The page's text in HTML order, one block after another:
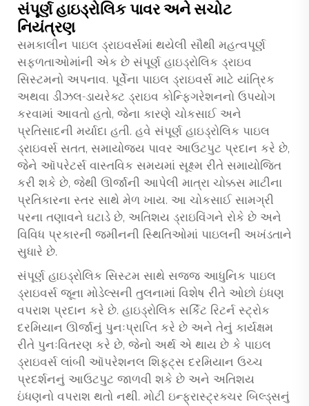
સંપૂર્ણ હાઇડ્રોલિક પાવર અને સચોટ
નિયંત્રણ
સમકાલીન પાઇલ ડ્રાઇવર્સમાં થયેલી સૌથી મહત્વપૂર્ણ
સફળતાઓમાંની એક છે સંપૂર્ણ હાઇડ્રોલિક ડ્રાઇવ
સિસ્ટમનો અપનાવ. પૂર્વેના પાઇલ ડ્રાઇવર્સ માટે યાંત્રિક
અથવા ડીઝલ-ડાયરેક્ટ ડ્રાઇવ કોન્ફિગરેશનનો ઉપયોગ
કરવામાં આવતો હતો, જેના કારણે ચોકસાઈ અને
પ્રતિસાદની મર્યાદા હતી. હવે સંપૂર્ણ હાઇડ્રોલિક પાઇલ
ડ્રાઇવર્સ સતત, સમાયોજ્ય પાવર આઉટપુટ પ્રદાન કરે છે,
જેને ઑપરેટર્સ વાસ્તવિક સમયમાં સૂક્ષ્મ રીતે સમાયોજિત
કરી શકે છે, જેથી ઊર્જાની આપેલી માત્રા ચોક્કસ માટીના
પ્રતિકારના સ્તર સાથે મેળ ખાય. આ ચોકસાઈ સામગ્રી
પરના તણાવને ઘટાડે છે, અતિશય ડ્રાઇવિંગને રોકે છે અને
વિવિધ પ્રકારની જમીનની સ્થિતિઓમાં પાઇલની અખંડતાને
સુધારે છે.
સંપૂર્ણ હાઇડ્રોલિક સિસ્ટમ સાથે સજ્જ આધુનિક પાઇલ
ડ્રાઇવર્સ જૂના મોડેલ્સની તુલનામાં વિશેષ રીતે ઓછો ઇંધણ
વપરાશ પ્રદાન કરે છે. હાઇડ્રોલિક સર્કિટ રિટર્ન સ્ટ્રોક
દરમિયાન ઊર્જાનું પુનઃપ્રાપ્તિ કરે છે અને તેનું કાર્યક્ષમ
રીતે પુનઃવિતરણ કરે છે, જેનો અર્થ એ થાય છે કે પાઇલ
ડ્રાઇવર્સ લાંબી ઑપરેશનલ શિફ્ટ્સ દરમિયાન ઉચ્ચ
પ્રદર્શનનું આઉટપુટ જાળવી શકે છે અને અતિશય
ઇંધણનો વપરાશ થતો નથી. મોટી ઇન્ફ્રાસ્ટ્રક્ચર બિલ્ડ્સનું